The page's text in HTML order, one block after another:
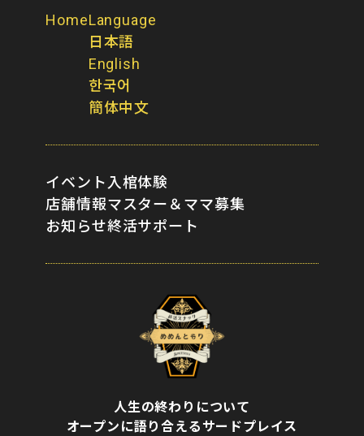
HomeLanguage
日本語
English
한국어
簡体中文
イベント
店舗情報
お知らせ
入棺体験
マスター＆ママ募集
終活サポート
人生の終わりについて
オープンに語り合えるサードプレイス